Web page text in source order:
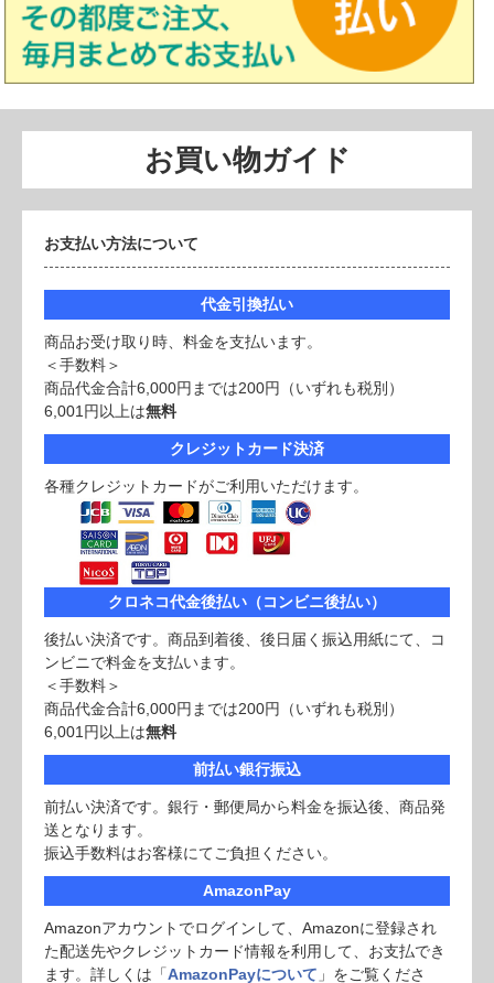
お買い物ガイド
お支払い方法について
代金引換払い
商品お受け取り時、料金を支払います。
＜手数料＞
商品代金合計6,000円までは200円（いずれも税別）
6,001円以上は無料
クレジットカード決済
各種クレジットカードがご利用いただけます。
クロネコ代金後払い（コンビニ後払い）
後払い決済です。商品到着後、後日届く振込用紙にて、コ
ンビニで料金を支払います。
＜手数料＞
商品代金合計6,000円までは200円（いずれも税別）
6,001円以上は無料
前払い銀行振込
前払い決済です。銀行・郵便局から料金を振込後、商品発
送となります。
振込手数料はお客様にてご負担ください。
AmazonPay
Amazonアカウントでログインして、Amazonに登録され
た配送先やクレジットカード情報を利用して、お支払でき
ます。詳しくは「AmazonPayについて 」をご覧くださ